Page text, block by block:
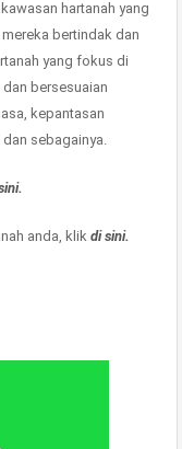
hartanah yang
bertindak dan
yang fokus di
bersesuaian
kepantasan
sebagainya.
anda, klik di sini.